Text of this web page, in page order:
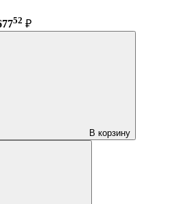
52 ₽
В корзину